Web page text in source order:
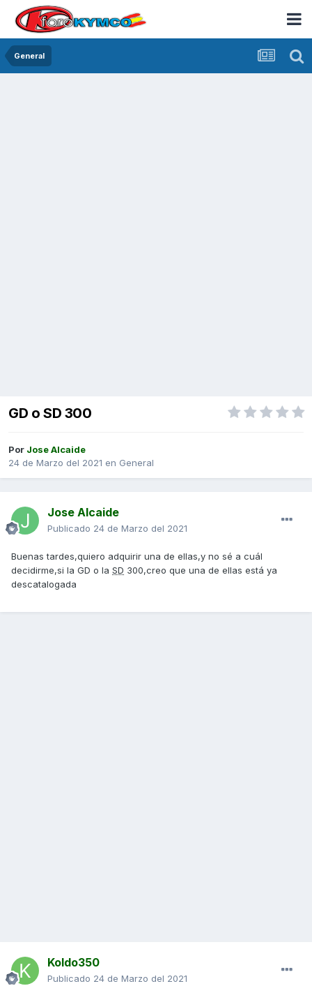
General
GD o SD 300
Por Jose Alcaide
24 de Marzo del 2021 en General
Jose Alcaide
Publicado 24 de Marzo del 2021
Buenas tardes,quiero adquirir una de ellas,y no sé a cuál
decidirme,si la GD o la SD 300,creo que una de ellas está ya
descatalogada
Koldo350
Publicado 24 de Marzo del 2021